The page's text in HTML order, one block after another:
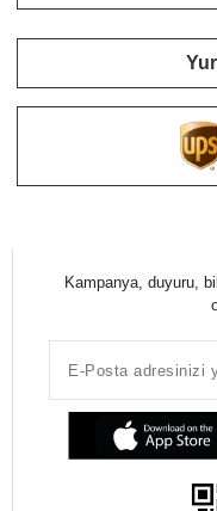
Kampanya, duyuru,